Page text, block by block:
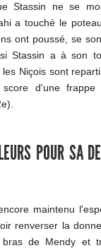
Stassin ne se
a touché le
ont poussé, se
Stassin a à son
Niçois sont
d'une frappe
POUR SA
maintenu
renverser la
de Mendy et